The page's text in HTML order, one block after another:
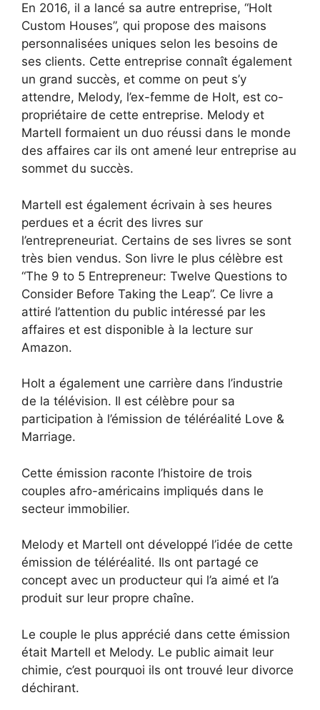
En 2016, il a lancé sa autre entreprise, “Holt
Custom Houses”, qui propose des maisons
personnalisées uniques selon les besoins de
ses clients. Cette entreprise connaît également
un grand succès, et comme on peut s’y
attendre, Melody, l’ex-femme de Holt, est co-
propriétaire de cette entreprise. Melody et
Martell formaient un duo réussi dans le monde
des affaires car ils ont amené leur entreprise au
sommet du succès.
Martell est également écrivain à ses heures
perdues et a écrit des livres sur
l’entrepreneuriat. Certains de ses livres se sont
très bien vendus. Son livre le plus célèbre est
“The 9 to 5 Entrepreneur: Twelve Questions to
Consider Before Taking the Leap”. Ce livre a
attiré l’attention du public intéressé par les
affaires et est disponible à la lecture sur
Amazon.
Holt a également une carrière dans l’industrie
de la télévision. Il est célèbre pour sa
participation à l’émission de téléréalité Love &
Marriage.
Cette émission raconte l’histoire de trois
couples afro-américains impliqués dans le
secteur immobilier.
Melody et Martell ont développé l’idée de cette
émission de téléréalité. Ils ont partagé ce
concept avec un producteur qui l’a aimé et l’a
produit sur leur propre chaîne.
Le couple le plus apprécié dans cette émission
était Martell et Melody. Le public aimait leur
chimie, c’est pourquoi ils ont trouvé leur divorce
déchirant.